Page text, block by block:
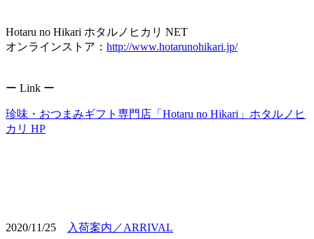
Hotaru no Hikari ホタルノヒカリ NET
オンラインストア： http://www.hotarunohikari.jp/
ー Link ー
珍味・おつまみギフト専門店「Hotaru no Hikari」ホタルノヒ
カリ HP
2020/11/25 入荷案内／ARRIVAL